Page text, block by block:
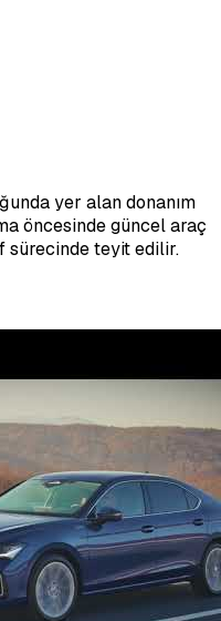
yer alan donanım
öncesinde güncel araç
sürecinde teyit edilir.